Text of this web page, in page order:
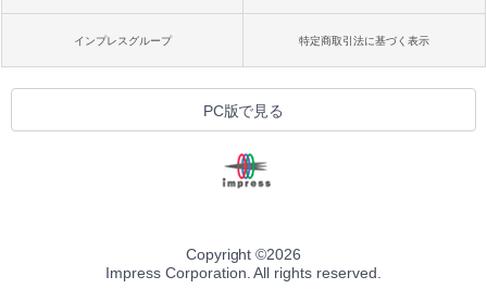
インプレスグループ 特定商取引法に基づく表示
PC版で見る
Copyright ©2026
Impress Corporation. All rights reserved.